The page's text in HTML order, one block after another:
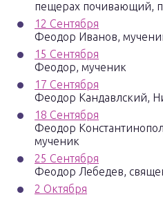
пещерах почивающий,
12 Сентября
Феодор Иванов,
15 Сентября
Феодор, мученик
17 Сентября
Феодор Кандавлский,
18 Сентября
Феодор
мученик
25 Сентября
Феодор Лебедев,
2 Октября